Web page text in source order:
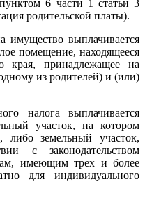
6 части 1 статьи 3
родительской платы).
имущество выплачивается
помещение, находящееся
края, принадлежащее на
из родителей) и (или)
налога выплачивается
участок, на котором
либо земельный участок,
с законодательством
имеющим трех и более
для индивидуального